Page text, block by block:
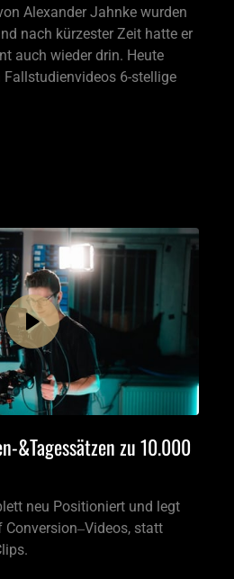
Alexander Jahnke wurden
nach kürzester Zeit hatte er
auch wieder drin. Heute
6-stellige
&Tagessätzen zu 10.000
neu Positioniert und legt
statt